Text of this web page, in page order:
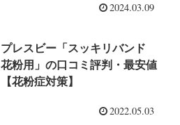
2024.03.09
プレスビー「スッキリバンド
花粉用」の口コミ評判・最安値
【花粉症対策】
2022.05.03